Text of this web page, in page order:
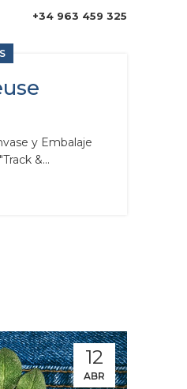
+34 963 459 325
y Embalaje
&...
12
ABR